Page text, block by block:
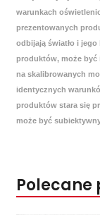
warunkach
prezentowanych
odbijają światło i
produktów, może być
na skalibrowanych
identycznych
produktów stara się
może być
Polecane